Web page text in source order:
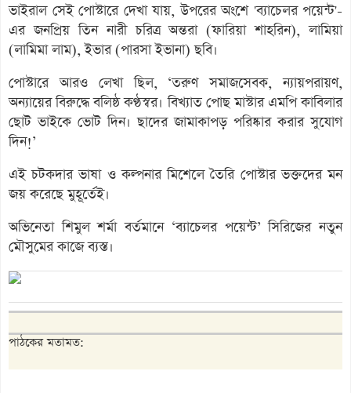
ভাইরাল সেই পোস্টারে দেখা যায়, উপরের অংশে 'ব্যাচেলর পয়েন্ট'-
এর জনপ্রিয় তিন নারী চরিত্র অন্তরা (ফারিয়া শাহরিন), লামিয়া
(লামিমা লাম), ইভার (পারসা ইভানা) ছবি।
পোস্টারে আরও লেখা ছিল, ‘তরুণ সমাজসেবক, ন্যায়পরায়ণ,
অন্যায়ের বিরুদ্ধে বলিষ্ঠ কণ্ঠস্বর। বিখ্যাত পোছ মাস্টার এমপি কাবিলার
ছোট ভাইকে ভোট দিন। ছাদের জামাকাপড় পরিষ্কার করার সুযোগ
দিন!’
এই চটকদার ভাষা ও কল্পনার মিশেলে তৈরি পোস্টার ভক্তদের মন
জয় করেছে মুহূর্তেই।
অভিনেতা শিমুল শর্মা বর্তমানে ‘ব্যাচেলর পয়েন্ট’ সিরিজের নতুন
মৌসুমের কাজে ব্যস্ত।
পাঠকের মতামত: